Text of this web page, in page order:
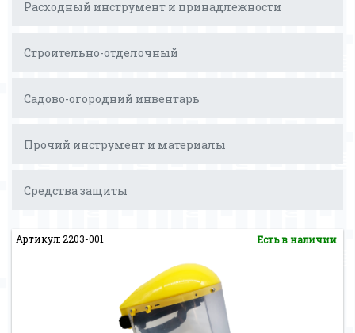
Расходный инструмент и принадлежности
Строительно-отделочный
Садово-огородний инвентарь
Прочий инструмент и материалы
Средства защиты
Артикул: 2203-001 Есть в наличии